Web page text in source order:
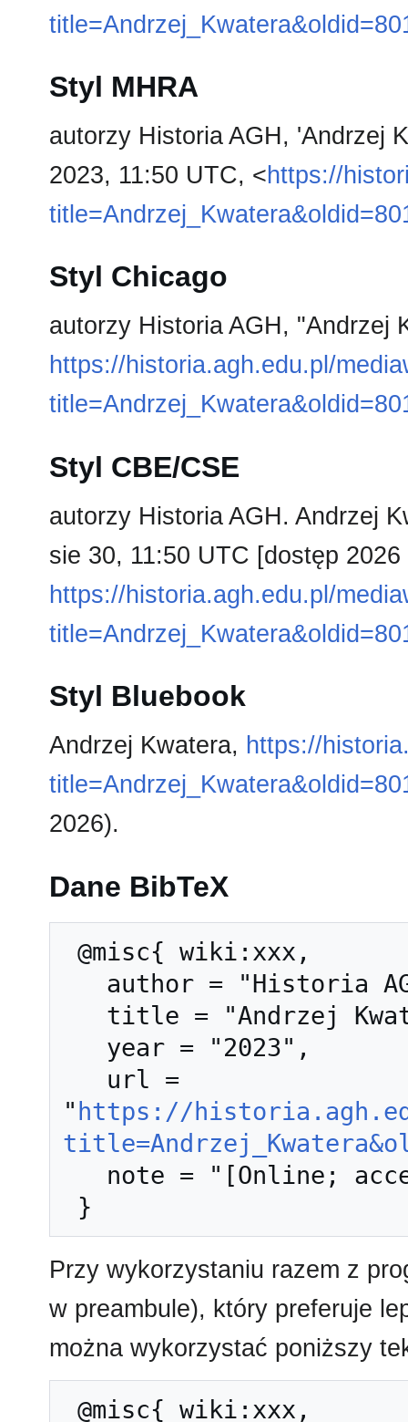
Styl MHRA
autorzy Historia AGH, 'Andrzej
2023, 11:50 UTC, <https://
Styl Chicago
autorzy Historia AGH, "Andrzej
https://historia.agh.edu.pl/
Styl CBE/CSE
autorzy Historia AGH. Andrzej
sie 30, 11:50 UTC [dostęp
https://historia.agh.edu.pl/
Styl Bluebook
Andrzej Kwatera, https://
2026).
Dane BibTeX
" https://
Przy wykorzystaniu razem z
w preambule), który preferuje
można wykorzystać poniższy